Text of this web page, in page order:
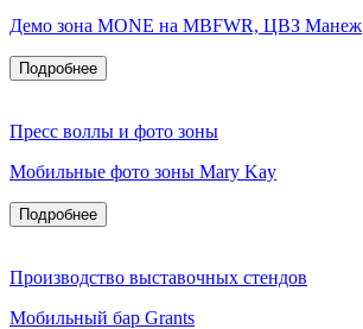
Демо зона MONE на MBFWR, ЦВЗ Манеж
Подробнее
Пресс воллы и фото зоны
Мобильные фото зоны Mary Kay
Подробнее
Производство выставочных стендов
Мобильный бар Grants